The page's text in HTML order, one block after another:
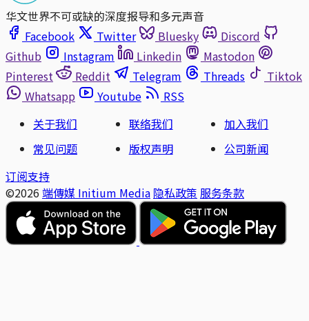
华文世界不可或缺的深度报导和多元声音
Facebook
Twitter Bluesky
Discord
Github
Instagram Linkedin
Mastodon
Pinterest
Reddit Telegram Threads
Tiktok
Whatsapp
Youtube
RSS
关于我们
联络我们
加入我们
常见问题
版权声明
公司新闻
订阅支持
©2026 端傳媒 Initium Media 隐私政策 服务条款